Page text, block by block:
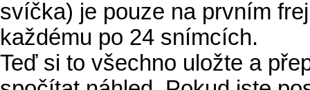
svíčka) je pouze na prvním
každému po 24 snímcích.
Teď si to všechno uložte a